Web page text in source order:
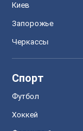
Киев
Запорожье
Черкассы
Спорт
Футбол
Хоккей